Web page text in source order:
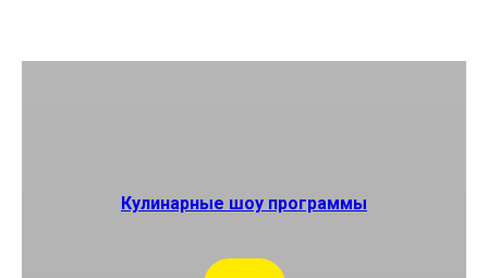
Кулинарные шоу программы